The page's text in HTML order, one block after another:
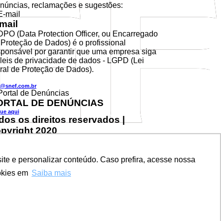
e personalizar conteúdo. Caso prefira, acesse nossa
em Saiba mais
e personalizar conteúdo. Caso prefira, acesse nossa
em Saiba mais
reclamações e sugestões:
(Data Protection Officer, ou Encarregado
de Dados) é o profissional
por garantir que uma empresa siga
de privacidade de dados - LGPD (Lei
de Proteção de Dados).
DE DENÚNCIAS
aqui
os direitos reservados |
2020